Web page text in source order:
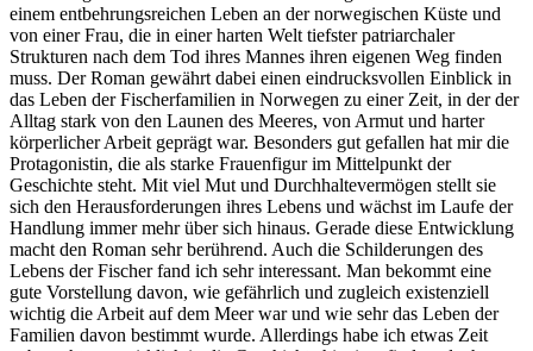
einem entbehrungsreichen Leben an der norwegischen Küste und
von einer Frau, die in einer harten Welt tiefster patriarchaler
Strukturen nach dem Tod ihres Mannes ihren eigenen Weg finden
muss. Der Roman gewährt dabei einen eindrucksvollen Einblick in
das Leben der Fischerfamilien in Norwegen zu einer Zeit, in der der
Alltag stark von den Launen des Meeres, von Armut und harter
körperlicher Arbeit geprägt war. Besonders gut gefallen hat mir die
Protagonistin, die als starke Frauenfigur im Mittelpunkt der
Geschichte steht. Mit viel Mut und Durchhaltevermögen stellt sie
sich den Herausforderungen ihres Lebens und wächst im Laufe der
Handlung immer mehr über sich hinaus. Gerade diese Entwicklung
macht den Roman sehr berührend. Auch die Schilderungen des
Lebens der Fischer fand ich sehr interessant. Man bekommt eine
gute Vorstellung davon, wie gefährlich und zugleich existenziell
wichtig die Arbeit auf dem Meer war und wie sehr das Leben der
Familien davon bestimmt wurde. Allerdings habe ich etwas Zeit